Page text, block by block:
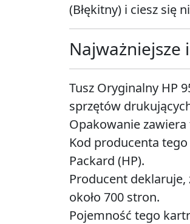
(Błękitny) i ciesz się
Najważniejsze
Tusz Oryginalny HP
sprzętów
Opakowanie
Kod producenta
Packard (HP).
Producent deklaruje,
około 700 stron.
Pojemność tego